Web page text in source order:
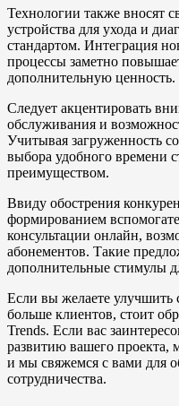
Технологии также вносят
устройства для ухода и
стандартом. Интеграция
процессы заметно
дополнительную ценность.
Следует акцентировать
обслуживания и
Учитывая загруженность
выбора удобного времени
преимуществом.
Ввиду обострения
формированием
консультации онлайн,
абонементов. Такие
дополнительные стимулы
Если вы желаете улучшить
больше клиентов, стоит
Trends. Если вас
развитию вашего проекта,
и мы свяжемся с вами для
сотрудничества.